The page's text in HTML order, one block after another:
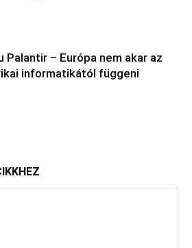
Palantir – Európa nem akar az
informatikától függeni